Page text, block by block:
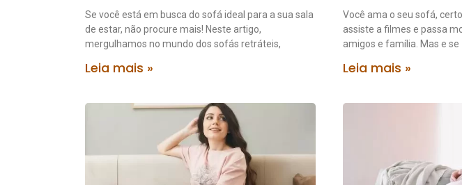
Se você está em busca do sofá ideal para a sua sala
de estar, não procure mais! Neste artigo,
mergulhamos no mundo dos sofás retráteis,
Leia mais »
Você ama o seu sofá,
assiste a filmes e passa
amigos e família. Mas e se
Leia mais »